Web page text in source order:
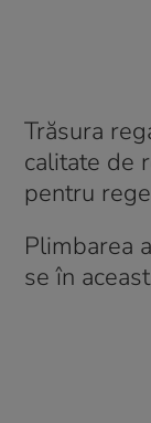
Trăsura
calitate de
pentru
Plimbarea
se în